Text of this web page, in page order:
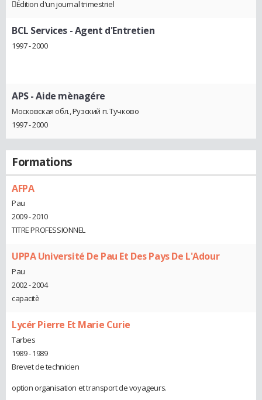
Édition d'un journal trimestriel
BCL Services- Agent d'Entretien
1997 - 2000
APS- Aide mènagére
Московская обл., Рузский п. Тучково
1997 - 2000
Formations
AFPA
Pau
2009 - 2010
TITRE PROFESSIONNEL
UPPA Université De Pau Et Des Pays De L'Adour
Pau
2002 - 2004
capacitè
Lycér Pierre Et Marie Curie
Tarbes
1989 - 1989
Brevet de technicien
option organisation et transport de voyageurs.